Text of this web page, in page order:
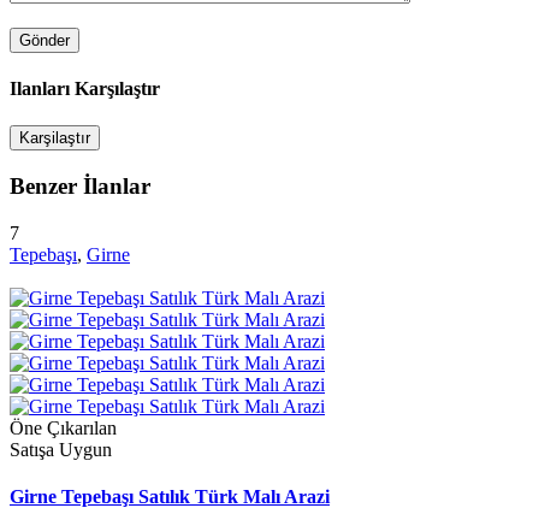
Ilanları Karşılaştır
Karşilaştır
Benzer İlanlar
7
Tepebaşı, Girne
Öne Çıkarılan
Satışa Uygun
Girne Tepebaşı Satılık Türk Malı Arazi